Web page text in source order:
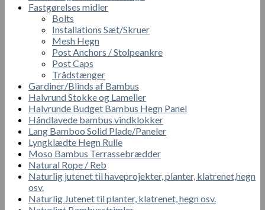
Fastgørelses midler
Bolts
Installations Sæt/Skruer
Mesh Hegn
Post Anchors / Stolpeankre
Post Caps
Trådstænger
Gardiner/Blinds af Bambus
Halvrund Stokke og Lameller
Halvrunde Budget Bambus Hegn Panel
Håndlavede bambus vindklokker
Lang Bamboo Solid Plade/Paneler
Lyngklædte Hegn Rulle
Moso Bambus Terrassebrædder
Natural Rope / Reb
Naturlig jutenet til haveprojekter, planter, klatrenet,hegn
osv.
Naturlig Jutenet til planter, klatrenet, hegn osv.